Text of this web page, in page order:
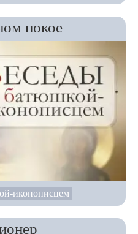
покое
иконописцем